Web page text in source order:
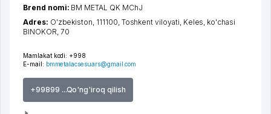
Mamlakat kodi: +998
E-mail: bmmetalacsesuars@gmail.com
+99899 ...Qo'ng'iroq qilish
Brend nomi: BM METAL QK MChJ
Adres: O'zbekiston, 111100, Toshkent viloyati, Keles, ko'chasi
BINOKOR, 70